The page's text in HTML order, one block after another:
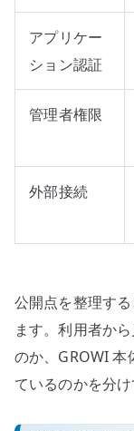
アプリケー
ション認証
管理者権限
外部接続
公開点を整理す
ます。利用者か
のか、GROWI 本
ているのかを分け